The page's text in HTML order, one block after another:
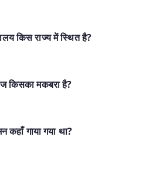
किस राज्य में स्थित है?
किसका मकबरा है?
कहाँ गाया गया था?